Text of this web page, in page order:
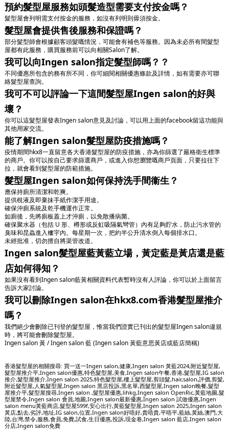
預約髮型屋服務如頭髮造型需要支付按金嗎？
髮型屋會列明需支付按金的服務，如沒有列明則毋須按金。
髮型屋會提供售後服務和保證嗎？
部分髮型師會根據顧客頭髮嘅情況，可能會有補色等服務。因為未必所有間髮型
屋都有此服務，購買服務前可以向相關Salon了解。
我可以向Ingen salon指定髮型師嗎？？
不同優惠所包含的務有所不同，你可細閱相關優惠條款及詳情，如有需要亦可聯
絡髮型屋查詢。
我可不可以評論一下這間髮型屋Ingen salon的好與
壞？
你可以這髮型屋發表Ingen salon意見及討論，可以用上面的facebook留這功能與
其他用家交流。
能了解Ingen salon髮型屋防疫措施嗎？
疫情期間hkx8一直留意各大香港髮型屋的防疫措施，亦為你篩選了嚴格衛生標準
的商戶。你可以按自己要求篩選商戶，或進入你想瀏覽嘅商戶頁面，只要拉往下
拉，就會看到髮型屋的防範措施。
髮型屋Ingen salon如何保持洗手間衞生？
應保持廁所清潔和乾爽。
提供梘液及即棄抹手紙作潔手用途。
確保沖廁系統及乾手機運作正常。
如廁後，先將廁板蓋上才沖廁，以免散播病菌。
確保聚水器（包括 U 形、樽形或反虹吸隔氣彎管）內有足夠貯水，防止污水管的
臭味和昆蟲進入樓宇內。每星期一次，把約半公升清水倒入每個排水口。
未經批准，切勿擅自將渠管改道。
Ingen salon髮型屋藍黃藍立場，黃定藍是黃店還是藍
店如何得知？
如果沒有看到Ingen salon藍黃相關資料代表暫時沒有人評論，你可以於上面留言
告訴大家討論。
我可以刪除Ingen salon在hkx8.com香港髮型屋推介
嗎？
我們絕少會刪除已刊登的髮型屋，惟當我們證實已刊出的髮型屋Ingen salon違規
時，將可能會刪除髮型屋。
Ingen salon 黃 / Ingen salon 藍 (Ingen salon 黃藍意思黃店或藍店簡稱)
香港髮型屋的相關搜尋: 買一送一Ingen salon,健康,Ingen salon 黃藍2024,附近髮型屋,
髮型屋推介平,Ingen salon優惠,特色髮型屋,美食,Ingen salon午餐,香港,髮型屋,IG salon
推介,髮型屋推介,Ingen salon 2025,特色髮型屋,樓上髮型屋,剪頭髮,hair,salon,評價,剪髮,
附近髮型屋,人氣髮型屋,Ingen salon 黑店投訴,黑名單,西髮型屋,Ingen salon晚餐,髮型
屋推介平,髮型屋搜尋,Ingen salon ,髮型屋優惠,lihkg,Ingen salon OpenRic,黃藍地圖,髮
型屋禁令,Ingen salon 會員,地圖,Ingen salon最新優惠,Ingen salon 試做優惠,Ingen
salon menu黃藍商店,髮型屋599f,安心出行,黃藍髮型屋,Ingen salon 2025,Ingen salon
黃店,點去,劣評,地址,IG salon,位置,Ingen salon好唔好,貴唔貴,平唔平,藍絲,黃絲,澳門,大
陸,台灣,禁令,服務,會員,免費,試食,生日優惠,投訴,現金卷,Ingen salon 藍店,Ingen salon
分店,Ingen salon免費